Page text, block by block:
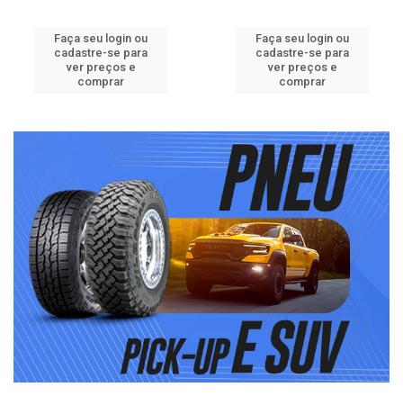
Faça seu login ou
cadastre-se para
ver preços e
comprar
Faça seu login ou
cadastre-se para
ver preços e
comprar